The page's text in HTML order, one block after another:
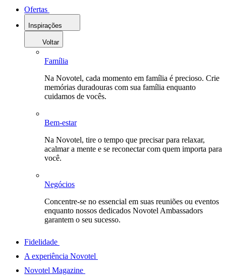
Ofertas
Inspirações
Voltar
Família
Na Novotel, cada momento em família é precioso. Crie
memórias duradouras com sua família enquanto
cuidamos de vocês.
Bem-estar
Na Novotel, tire o tempo que precisar para relaxar,
acalmar a mente e se reconectar com quem importa para
você.
Negócios
Concentre-se no essencial em suas reuniões ou eventos
enquanto nossos dedicados Novotel Ambassadors
garantem o seu sucesso.
Fidelidade
A experiência Novotel
Novotel Magazine